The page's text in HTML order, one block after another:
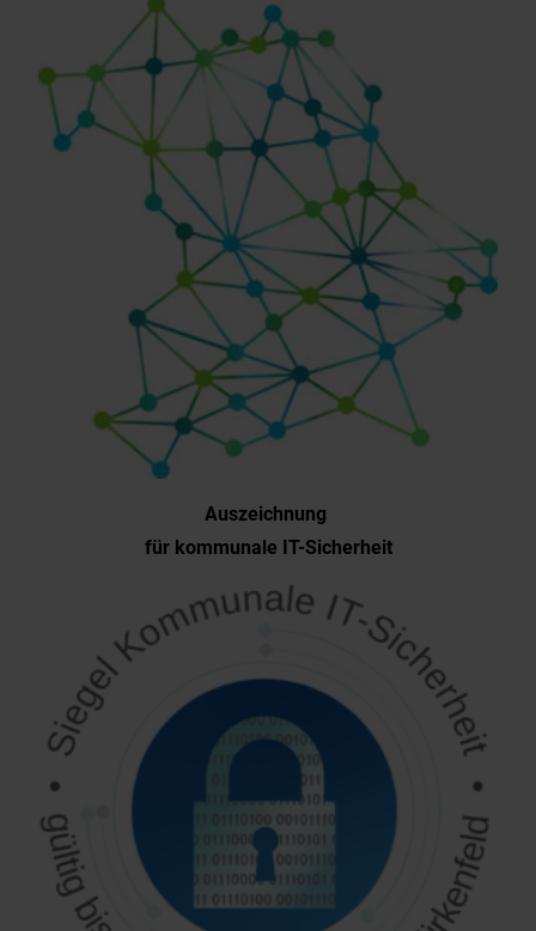
Auszeichnung
für kommunale IT-Sicherheit